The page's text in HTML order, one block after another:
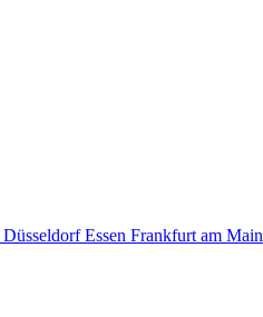
DüsseldorfEssen Frankfurt am Main